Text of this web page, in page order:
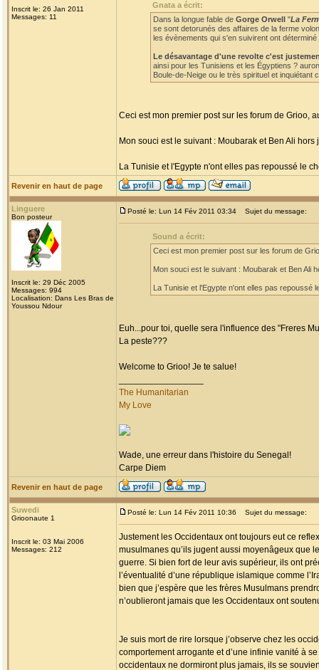
Inscrit le: 26 Jan 2011
Messages: 11
Gnata a écrit:
Dans la longue fable de Gorge Orwell "La
se sont detorunés des affaires de la ferme
les évènements qui s'en suivirent ont
Le désavantage d'une revolte c'est
ainsi pour les Tunisiens et les Égyptiens ?
Boule-de-Neige ou le très spirituel et
Ceci est mon premier post sur les forum de Grioo,
Mon souci est le suivant : Moubarak et Ben Ali
La Tunisie et l'Egypte n'ont elles pas repoussé le
Revenir en haut de page
Linguere
Bon posteur
Inscrit le: 29 Déc 2005
Messages: 994
Localisation: Dans Les Bras de
Youssou Ndour
Posté le: Lun 14 Fév 2011 03:34 Sujet du message:
Sound a écrit:
Ceci est mon premier post sur les forum de
Mon souci est le suivant : Moubarak et Ben Ali
La Tunisie et l'Egypte n'ont elles pas repoussé
Euh...pour toi, quelle sera l'influence des "Freres
La peste???
Welcome to Grioo! Je te salue!
The Humanitarian
My Love
Wade, une erreur dans l'histoire du Senegal!
Carpe Diem
Revenir en haut de page
Suwedi
Grioonaute 1
Inscrit le: 03 Mai 2006
Messages: 212
Posté le: Lun 14 Fév 2011 10:36 Sujet du message:
Justement les Occidentaux ont toujours eut ce
musulmanes qu’ils jugent aussi moyenâgeux que
guerre. Si bien fort de leur avis supérieur, ils ont
l’éventualité d’une république islamique comme
bien que j’espère que les frères Musulmans
n’oublieront jamais que les Occidentaux ont
Je suis mort de rire lorsque j’observe chez les
comportement arrogante et d’une infinie vanité à
occidentaux ne dormiront plus jamais, ils se